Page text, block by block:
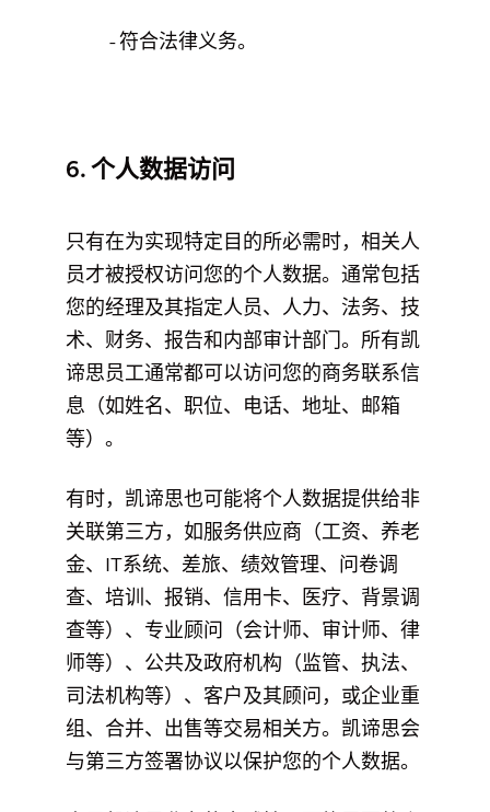
- 符合法律义务。
6. 个人数据访问
只有在为实现特定目的所必需时，相关人
员才被授权访问您的个人数据。通常包括
您的经理及其指定人员、人力、法务、技
术、财务、报告和内部审计部门。所有凯
谛思员工通常都可以访问您的商务联系信
息（如姓名、职位、电话、地址、邮箱
等）。
有时，凯谛思也可能将个人数据提供给非
关联第三方，如服务供应商（工资、养老
金、IT系统、差旅、绩效管理、问卷调
查、培训、报销、信用卡、医疗、背景调
查等）、专业顾问（会计师、审计师、律
师等）、公共及政府机构（监管、执法、
司法机构等）、客户及其顾问，或企业重
组、合并、出售等交易相关方。凯谛思会
与第三方签署协议以保护您的个人数据。